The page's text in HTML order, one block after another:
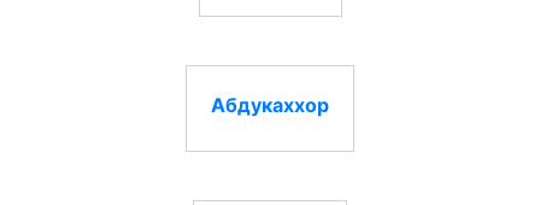
Абдукаххор